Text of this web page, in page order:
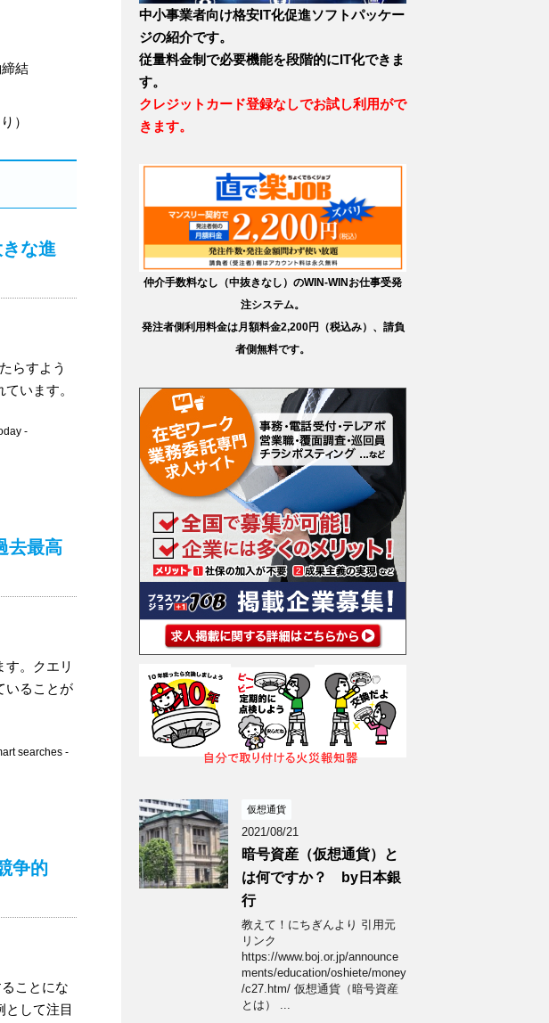
結
）
な進
らすよう
います。
-
去最高
。クエリ
いることが
searches -
争的
ことにな
して注目
中小事業者向け格安IT化促進ソフトパッケー
ジの紹介です。
従量料金制で必要機能を段階的にIT化できま
す。
クレジットカード登録なしでお試し利用がで
きます。
仲介手数料なし（中抜きなし）のWIN-WINお仕事受発
注システム。
発注者側利用料金は月額料金2,200円（税込み）、請負
者側無料です。
仮想通貨
2021/08/21
暗号資産（仮想通貨）と
は何ですか？ by日本銀
行
教えて！にちぎんより 引用元
リンク
https://www.boj.or.jp/announce
ments/education/oshiete/money
/c27.htm/ 仮想通貨（暗号資産
とは） ...